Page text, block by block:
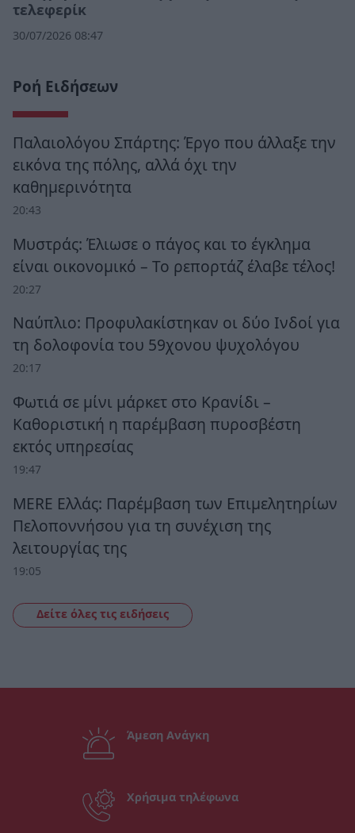
τελεφερίκ
30/07/2026 08:47
Ροή Ειδήσεων
Παλαιολόγου Σπάρτης: Έργο που άλλαξε την
εικόνα της πόλης, αλλά όχι την
καθημερινότητα
20:43
Μυστράς: Έλιωσε ο πάγος και το έγκλημα
είναι οικονομικό – Το ρεπορτάζ έλαβε τέλος!
20:27
Ναύπλιο: Προφυλακίστηκαν οι δύο Ινδοί για
τη δολοφονία του 59χονου ψυχολόγου
20:17
Φωτιά σε μίνι μάρκετ στο Κρανίδι –
Καθοριστική η παρέμβαση πυροσβέστη
εκτός υπηρεσίας
19:47
MERE Ελλάς: Παρέμβαση των Επιμελητηρίων
Πελοποννήσου για τη συνέχιση της
λειτουργίας της
19:05
Δείτε όλες τις ειδήσεις
Άμεση Ανάγκη
Χρήσιμα τηλέφωνα